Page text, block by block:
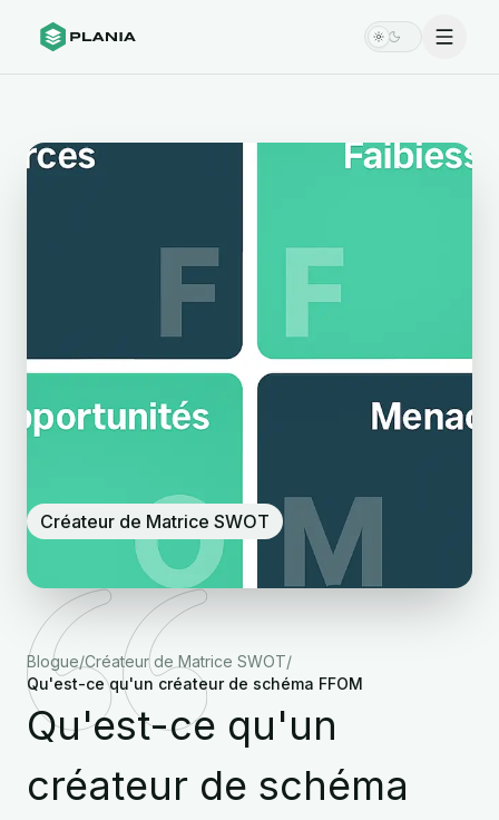
Switch theme
Menu
Créateur de Matrice SWOT
Blogue/Créateur de Matrice SWOT/
Qu'est-ce qu'un créateur de schéma FFOM
Qu'est-ce qu'un
créateur de schéma